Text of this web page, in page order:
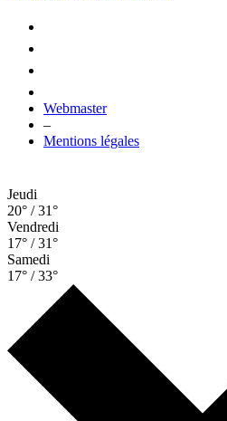
Webmaster
–
Mentions légales
Jeudi
20° / 31°
Vendredi
17° / 31°
Samedi
17° / 33°